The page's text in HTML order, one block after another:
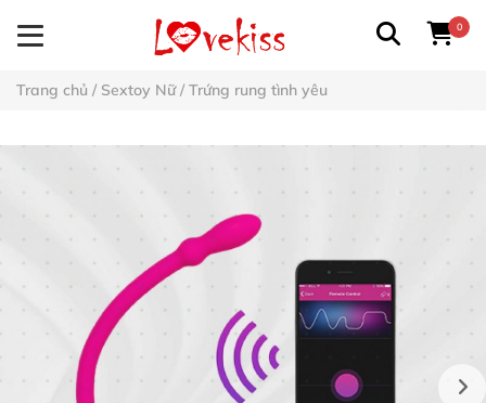
0
Trang chủ / Sextoy Nữ/ Trứng rung tình yêu